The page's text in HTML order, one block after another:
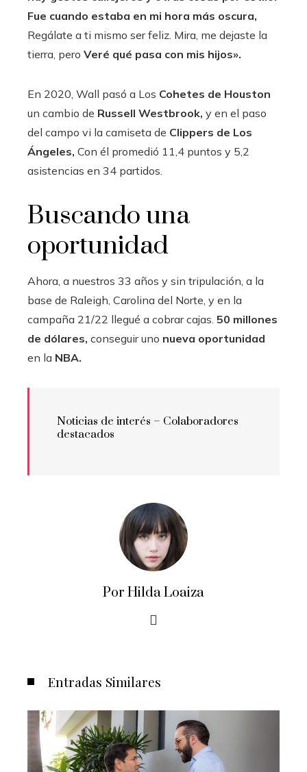
Fue cuando estaba en mi hora más oscura,
Regálate a ti mismo ser feliz. Mira, me dejaste la
tierra, pero Veré qué pasa con mis hijos».
En 2020, Wall pasó a Los Cohetes de Houston
un cambio de Russell Westbrook, y en el paso
del campo vi la camiseta de Clippers de Los
Ángeles, Con él promedió 11,4 puntos y 5,2
asistencias en 34 partidos.
Buscando una
oportunidad
Ahora, a nuestros 33 años y sin tripulación, a la
base de Raleigh, Carolina del Norte, y en la
campaña 21/22 llegué a cobrar cajas. 50 millones
de dólares, conseguir uno nueva oportunidad
en la NBA.
Noticias de interés – Colaboradores
destacados
Por Hilda Loaiza
Entradas Similares